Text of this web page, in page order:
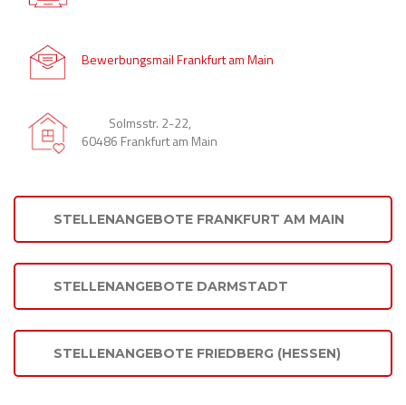
Bewerbungsmail Frankfurt am Main
Solmsstr. 2-22,
60486 Frankfurt am Main
STELLENANGEBOTE FRANKFURT AM MAIN
STELLENANGEBOTE DARMSTADT
STELLENANGEBOTE FRIEDBERG (HESSEN)